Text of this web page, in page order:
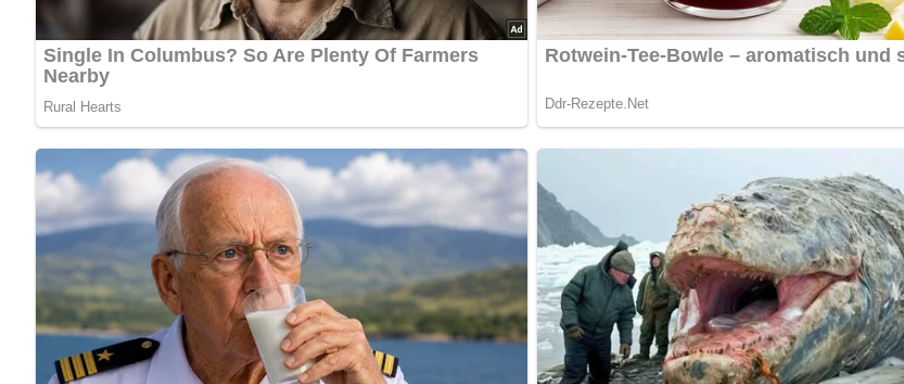
Zubereitung
Schmelzkäse und saure Sahne recht cremigschlagen, Zwiebel- und Gurkenwürfelchen, Paprika und, wenn nötig,
untermischen.
Die Masse in ausgehöhlte Tomaten füllen und mit Petersilie bestreuen.
Kennst du schon unser tolles DDR-Quiz?Was weißt du noch alles über die DDR? Teste dein Wissen jetzt!
Pin mich!